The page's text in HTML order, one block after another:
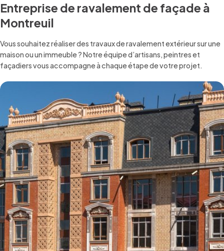
Entreprise de ravalement de façade à
Montreuil
Vous souhaitez réaliser des travaux de ravalement extérieur sur une
maison ou un immeuble ? Notre équipe d’artisans, peintres et
façadiers vous accompagne à chaque étape de votre projet.